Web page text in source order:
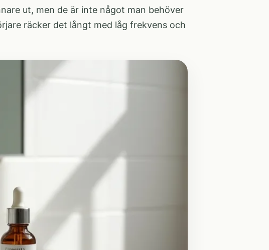
ut, men de är inte något man behöver
räcker det långt med låg frekvens och